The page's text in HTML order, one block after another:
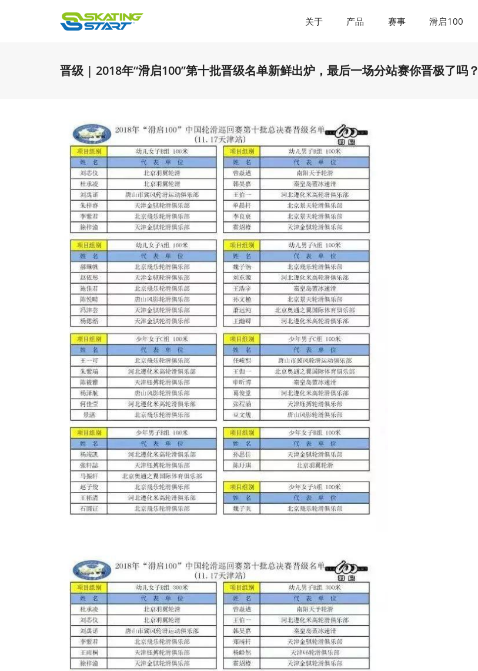
关于 产品 赛事 滑启100
晋级 | 2018年“滑启100”第十批晋级名单新鲜出炉，最后一场分站赛你晋极了吗？